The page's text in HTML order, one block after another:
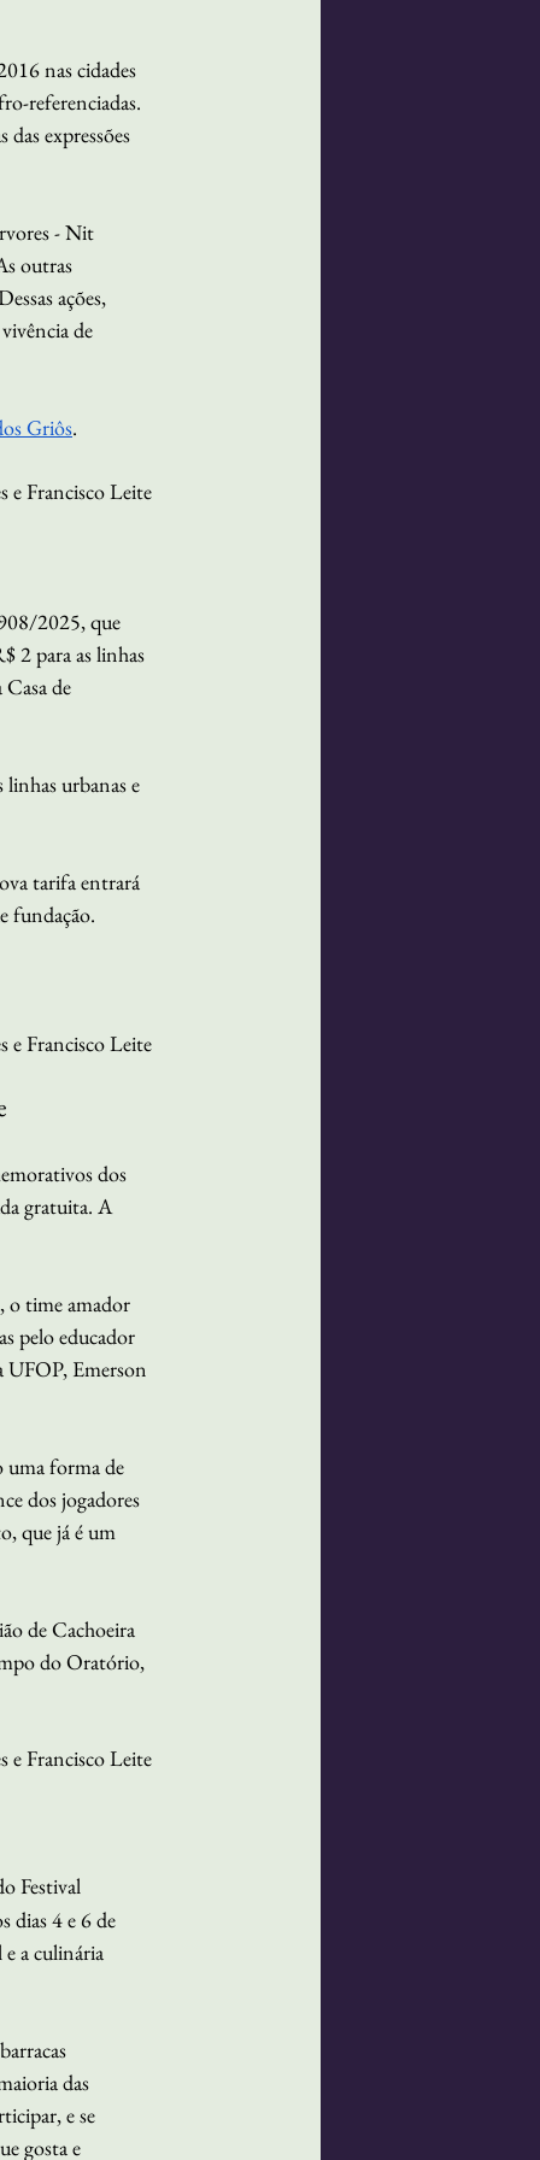
nas cidades
referenciadas.
expressões
- Nit
outras
ações,
de
Griôs.
e Francisco Leite
2025, que
2 para as linhas
de
urbanas e
tarifa entrará
fundação.
e Francisco Leite
dos
gratuita. A
o time amador
pelo educador
UFOP, Emerson
uma forma de
dos jogadores
que já é um
de Cachoeira
do Oratório,
e Francisco Leite
Festival
dias 4 e 6 de
a culinária
das
e se
gosta e